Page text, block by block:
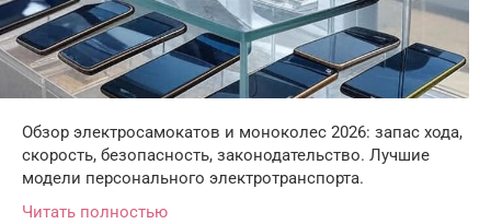
Обзор электросамокатов и моноколес 2026: запас хода,
скорость, безопасность, законодательство. Лучшие
модели персонального электротранспорта.
Читать полностью